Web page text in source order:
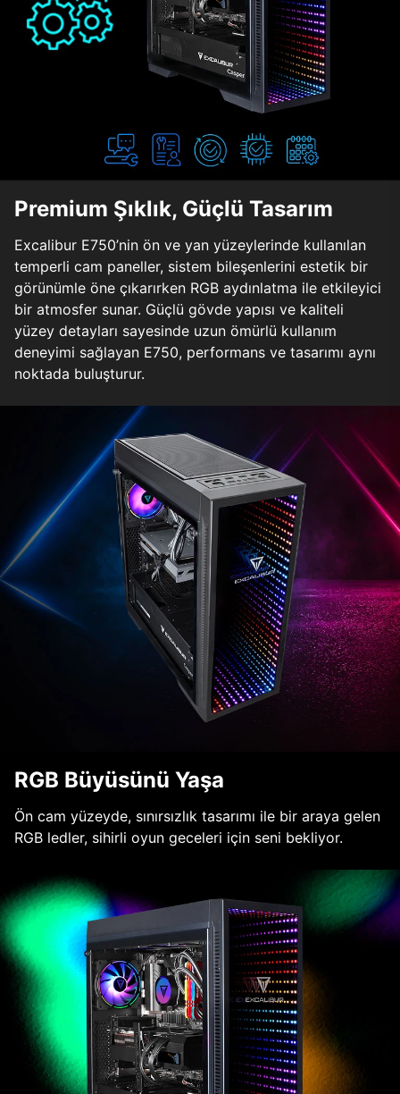
Premium Şıklık, Güçlü Tasarım
Excalibur E750’nin ön ve yan yüzeylerinde kullanılan
temperli cam paneller, sistem bileşenlerini estetik bir
görünümle öne çıkarırken RGB aydınlatma ile etkileyici
bir atmosfer sunar. Güçlü gövde yapısı ve kaliteli
yüzey detayları sayesinde uzun ömürlü kullanım
deneyimi sağlayan E750, performans ve tasarımı aynı
noktada buluşturur.
RGB Büyüsünü Yaşa
Ön cam yüzeyde, sınırsızlık tasarımı ile bir araya gelen
RGB ledler, sihirli oyun geceleri için seni bekliyor.